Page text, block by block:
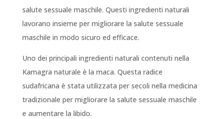
salute sessuale maschile. Questi ingredienti naturali
lavorano insieme per migliorare la salute sessuale
maschile in modo sicuro ed efficace.
Uno dei principali ingredienti naturali contenuti nella
Kamagra naturale è la maca. Questa radice
sudafricana è stata utilizzata per secoli nella medicina
tradizionale per migliorare la salute sessuale maschile
e aumentare la libido.